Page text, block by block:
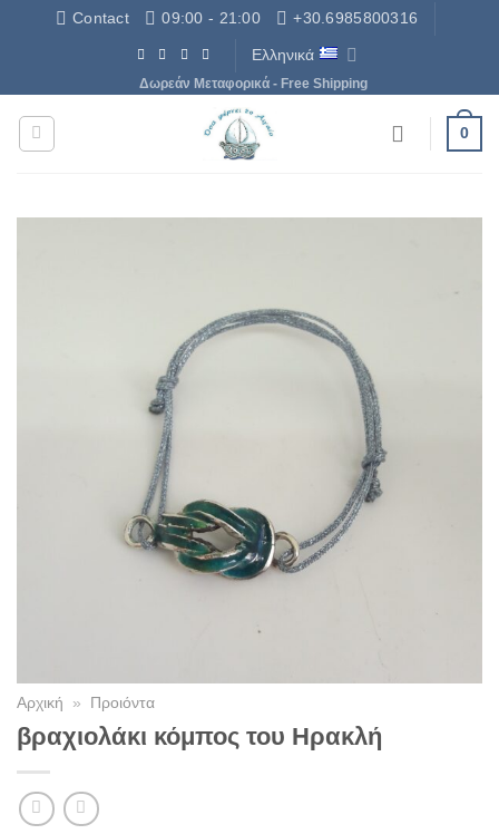
ΜετάβασηContact 09:00 - 21:00 +30.6985800316
Ελληνικά
Δωρεάν Μεταφορικά - Free Shipping
0
Αρχική » Προιόντα
βραχιολάκι κόμπος του Ηρακλή